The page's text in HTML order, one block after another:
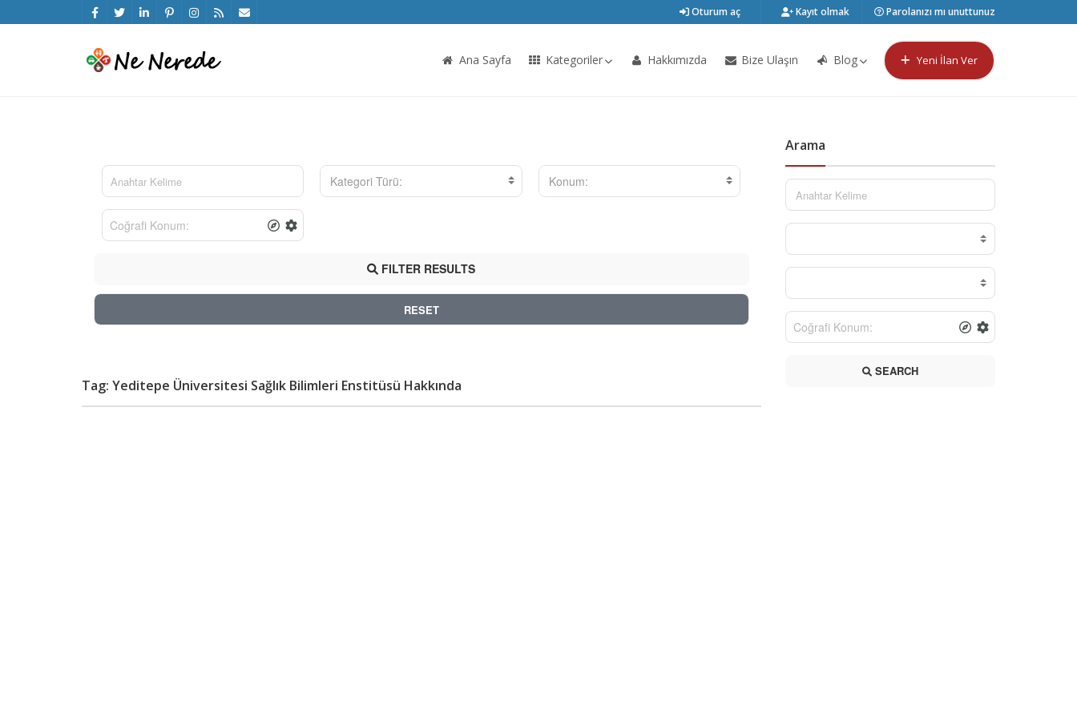
Oturum aç Kayıt olmak Parolanızı mı unuttunuz
Ana Sayfa Kategoriler Hakkımızda Bize Ulaşın Blog Yeni İlan Ver
Kategori Türü: Konum:
FILTER RESULTS
RESET
Tag: Yeditepe Üniversitesi Sağlık Bilimleri Enstitüsü Hakkında
Arama
SEARCH